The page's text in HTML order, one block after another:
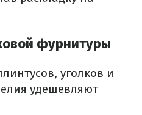
фурнитуры
уголков и
удешевляют